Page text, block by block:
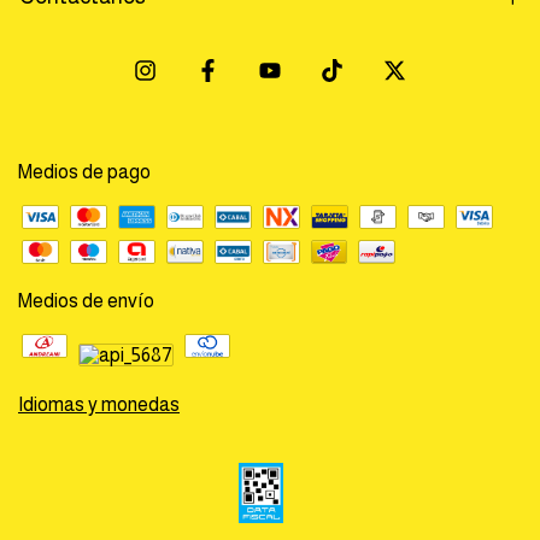
Medios de pago
Medios de envío
Idiomas y monedas